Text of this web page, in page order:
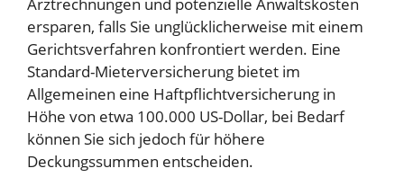
Arztrechnungen und potenzielle Anwaltskosten
ersparen, falls Sie unglücklicherweise mit einem
Gerichtsverfahren konfrontiert werden. Eine
Standard-Mieterversicherung bietet im
Allgemeinen eine Haftpflichtversicherung in
Höhe von etwa 100.000 US-Dollar, bei Bedarf
können Sie sich jedoch für höhere
Deckungssummen entscheiden.